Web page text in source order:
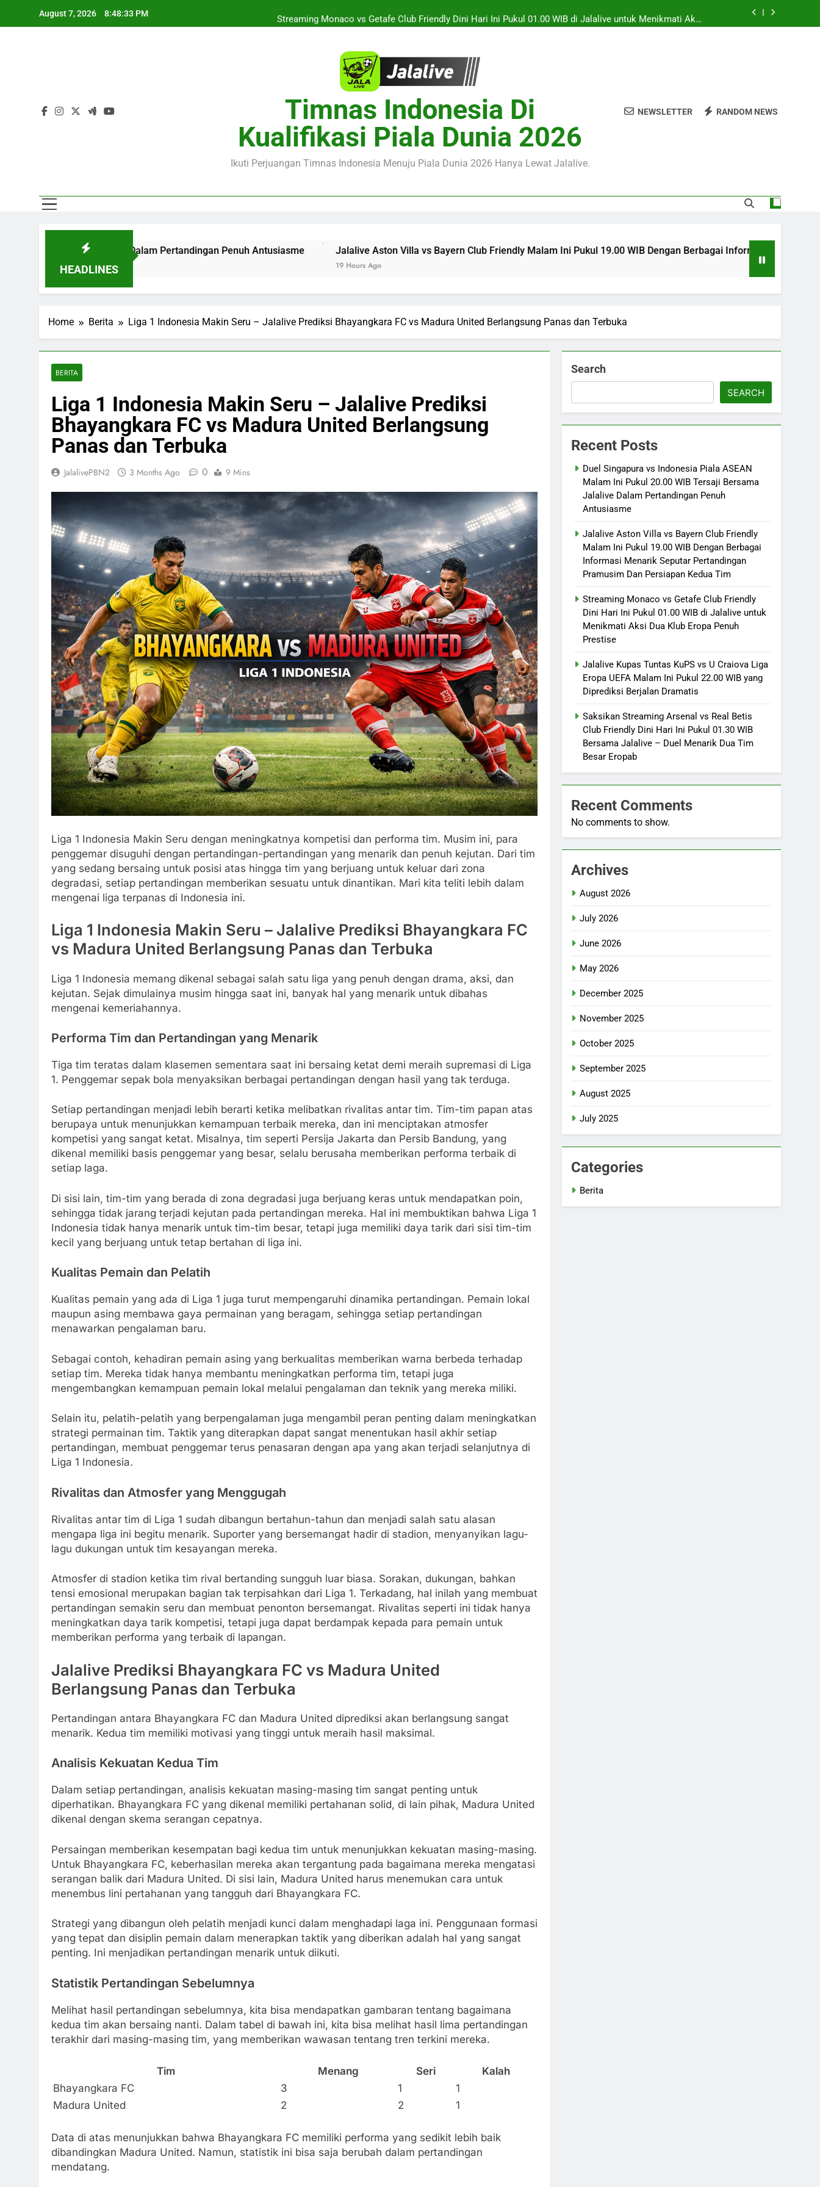
August 7, 2026 8:48:34 PM
Streaming Monaco vs Getafe Club Friendly Dini Hari Ini Pukul 01.00 WIB di Jalalive untuk Menikmati Aksi
Dua Klub Eropa Penuh Prestise
Duel Singapura vs Indonesia Piala ASEAN Malam Ini Pukul 20.00 WIB Tersaji Bersama Jalalive Dalam
Jalalive Aston Villa vs Bayern Club Friendly Malam Ini Pukul 19.00 WIB Dengan Berbagai Informasi Menarik
Seputar Pertandingan Pramusim Dan Persiapan Kedua Tim
Streaming Monaco vs Getafe Club Friendly Dini Hari Ini Pukul 01.00 WIB di Jalalive untuk Menikmati Aksi
Dua Klub Eropa Penuh Prestise
Jalalive Kupas Tuntas KuPS vs U Craiova Liga Eropa UEFA Malam Ini Pukul 22.00 WIB yang Diprediksi
Timnas Indonesia Di
Kualifikasi Piala Dunia 2026
Ikuti Perjuangan Timnas Indonesia Menuju Piala Dunia 2026 Hanya Lewat Jalalive.
NEWSLETTER RANDOM NEWS
HEADLINES
Jalalive Dalam Pertandingan Penuh Antusiasme Jalalive Aston Villa vs Bayern Club Friendly Malam Ini Pukul 19.00 WIB Dengan Berbagai Informasi Menarik Seputar
Home Berita Liga 1 Indonesia Makin Seru – Jalalive Prediksi Bhayangkara FC vs Madura United Berlangsung Panas dan Terbuka
BERITA
Liga 1 Indonesia Makin Seru – Jalalive Prediksi
Bhayangkara FC vs Madura United Berlangsung
Panas dan Terbuka
JalalivePBN2 3 Months Ago 0 9 Mins
Liga 1 Indonesia Makin Seru dengan meningkatnya kompetisi dan performa tim. Musim ini, para
penggemar disuguhi dengan pertandingan-pertandingan yang menarik dan penuh kejutan. Dari tim
yang sedang bersaing untuk posisi atas hingga tim yang berjuang untuk keluar dari zona
degradasi, setiap pertandingan memberikan sesuatu untuk dinantikan. Mari kita teliti lebih dalam
mengenai liga terpanas di Indonesia ini.
Liga 1 Indonesia Makin Seru – Jalalive Prediksi Bhayangkara FC
vs Madura United Berlangsung Panas dan Terbuka
Liga 1 Indonesia memang dikenal sebagai salah satu liga yang penuh dengan drama, aksi, dan
kejutan. Sejak dimulainya musim hingga saat ini, banyak hal yang menarik untuk dibahas
mengenai kemeriahannya.
Performa Tim dan Pertandingan yang Menarik
Tiga tim teratas dalam klasemen sementara saat ini bersaing ketat demi meraih supremasi di Liga
1. Penggemar sepak bola menyaksikan berbagai pertandingan dengan hasil yang tak terduga.
Setiap pertandingan menjadi lebih berarti ketika melibatkan rivalitas antar tim. Tim-tim papan atas
berupaya untuk menunjukkan kemampuan terbaik mereka, dan ini menciptakan atmosfer
kompetisi yang sangat ketat. Misalnya, tim seperti Persija Jakarta dan Persib Bandung, yang
dikenal memiliki basis penggemar yang besar, selalu berusaha memberikan performa terbaik di
setiap laga.
Di sisi lain, tim-tim yang berada di zona degradasi juga berjuang keras untuk mendapatkan poin,
sehingga tidak jarang terjadi kejutan pada pertandingan mereka. Hal ini membuktikan bahwa Liga 1
Indonesia tidak hanya menarik untuk tim-tim besar, tetapi juga memiliki daya tarik dari sisi tim-tim
kecil yang berjuang untuk tetap bertahan di liga ini.
Kualitas Pemain dan Pelatih
Kualitas pemain yang ada di Liga 1 juga turut mempengaruhi dinamika pertandingan. Pemain lokal
maupun asing membawa gaya permainan yang beragam, sehingga setiap pertandingan
menawarkan pengalaman baru.
Sebagai contoh, kehadiran pemain asing yang berkualitas memberikan warna berbeda terhadap
setiap tim. Mereka tidak hanya membantu meningkatkan performa tim, tetapi juga
mengembangkan kemampuan pemain lokal melalui pengalaman dan teknik yang mereka miliki.
Selain itu, pelatih-pelatih yang berpengalaman juga mengambil peran penting dalam meningkatkan
strategi permainan tim. Taktik yang diterapkan dapat sangat menentukan hasil akhir setiap
pertandingan, membuat penggemar terus penasaran dengan apa yang akan terjadi selanjutnya di
Liga 1 Indonesia.
Rivalitas dan Atmosfer yang Menggugah
Rivalitas antar tim di Liga 1 sudah dibangun bertahun-tahun dan menjadi salah satu alasan
mengapa liga ini begitu menarik. Suporter yang bersemangat hadir di stadion, menyanyikan lagu-
lagu dukungan untuk tim kesayangan mereka.
Atmosfer di stadion ketika tim rival bertanding sungguh luar biasa. Sorakan, dukungan, bahkan
tensi emosional merupakan bagian tak terpisahkan dari Liga 1. Terkadang, hal inilah yang membuat
pertandingan semakin seru dan membuat penonton bersemangat. Rivalitas seperti ini tidak hanya
meningkatkan daya tarik kompetisi, tetapi juga dapat berdampak kepada para pemain untuk
memberikan performa yang terbaik di lapangan.
Jalalive Prediksi Bhayangkara FC vs Madura United
Berlangsung Panas dan Terbuka
Pertandingan antara Bhayangkara FC dan Madura United diprediksi akan berlangsung sangat
menarik. Kedua tim memiliki motivasi yang tinggi untuk meraih hasil maksimal.
Analisis Kekuatan Kedua Tim
Dalam setiap pertandingan, analisis kekuatan masing-masing tim sangat penting untuk
diperhatikan. Bhayangkara FC yang dikenal memiliki pertahanan solid, di lain pihak, Madura United
dikenal dengan skema serangan cepatnya.
Persaingan memberikan kesempatan bagi kedua tim untuk menunjukkan kekuatan masing-masing.
Untuk Bhayangkara FC, keberhasilan mereka akan tergantung pada bagaimana mereka mengatasi
serangan balik dari Madura United. Di sisi lain, Madura United harus menemukan cara untuk
menembus lini pertahanan yang tangguh dari Bhayangkara FC.
Strategi yang dibangun oleh pelatih menjadi kunci dalam menghadapi laga ini. Penggunaan formasi
yang tepat dan disiplin pemain dalam menerapkan taktik yang diberikan adalah hal yang sangat
penting. Ini menjadikan pertandingan menarik untuk diikuti.
Statistik Pertandingan Sebelumnya
Melihat hasil pertandingan sebelumnya, kita bisa mendapatkan gambaran tentang bagaimana
kedua tim akan bersaing nanti. Dalam tabel di bawah ini, kita bisa melihat hasil lima pertandingan
terakhir dari masing-masing tim, yang memberikan wawasan tentang tren terkini mereka.
Tim Menang Seri
Kalah
Bhayangkara FC
3 1
1
Madura United
2 2 1
Data di atas menunjukkan bahwa Bhayangkara FC memiliki performa yang sedikit lebih baik
dibandingkan Madura United. Namun, statistik ini bisa saja berubah dalam pertandingan
mendatang.
Search
SEARCH
Recent Posts
Duel Singapura vs Indonesia Piala ASEAN
Malam Ini Pukul 20.00 WIB Tersaji Bersama
Jalalive Dalam Pertandingan Penuh
Antusiasme
Jalalive Aston Villa vs Bayern Club Friendly
Malam Ini Pukul 19.00 WIB Dengan Berbagai
Informasi Menarik Seputar Pertandingan
Pramusim Dan Persiapan Kedua Tim
Streaming Monaco vs Getafe Club Friendly
Dini Hari Ini Pukul 01.00 WIB di Jalalive untuk
Menikmati Aksi Dua Klub Eropa Penuh
Prestise
Jalalive Kupas Tuntas KuPS vs U Craiova Liga
Eropa UEFA Malam Ini Pukul 22.00 WIB yang
Diprediksi Berjalan Dramatis
Saksikan Streaming Arsenal vs Real Betis
Club Friendly Dini Hari Ini Pukul 01.30 WIB
Bersama Jalalive – Duel Menarik Dua Tim
Besar Eropab
Recent Comments
No comments to show.
Archives
August 2026
July 2026
June 2026
May 2026
December 2025
November 2025
October 2025
September 2025
August 2025
July 2025
Categories
Berita